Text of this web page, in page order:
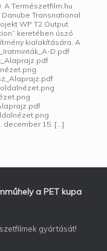
A Természetfilm.hu
Transnational
WP T2 Output
keretében úszó
kialakítására. A
D.pdf
oldalnézet.png
december 15. […]
a PET kupa
gyártását!